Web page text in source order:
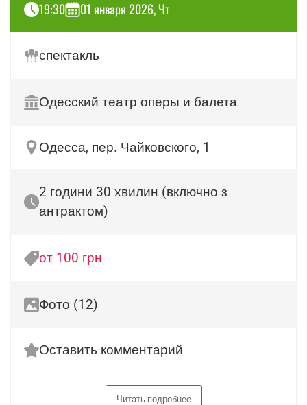
19:30 01 января 2026, Чт
спектакль
Одесский театр оперы и балета
Одесса, пер. Чайковского, 1
2 години 30 хвилин (включно з
антрактом)
от 100 грн
Фото (12)
Оставить комментарий
Читать подробнее